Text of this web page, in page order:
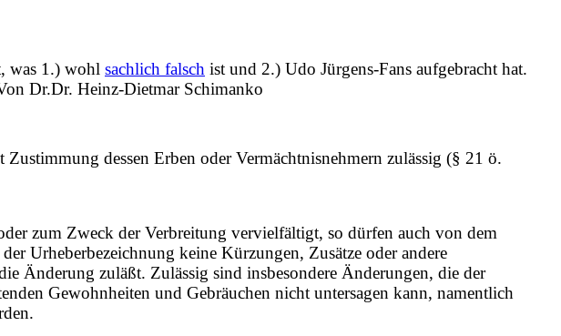
was 1.) wohl sachlich falsch ist und 2.) Udo Jürgens-Fans aufgebracht hat.
Dr.Dr. Heinz-Dietmar Schimanko
dessen Erben oder Vermächtnisnehmern zulässig (§ 21 ö.
zum Zweck der Verbreitung vervielfältigt, so dürfen auch von dem
Urheberbezeichnung keine Kürzungen, Zusätze oder andere
Änderung zuläßt. Zulässig sind insbesondere Änderungen, die der
Gewohnheiten und Gebräuchen nicht untersagen kann, namentlich